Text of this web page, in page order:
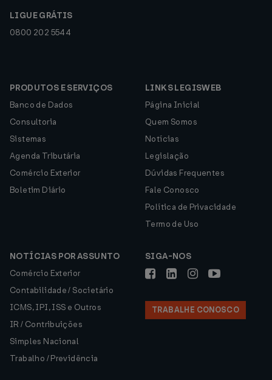
LIGUE GRÁTIS
0800 202 5544
PRODUTOS E SERVIÇOS
Banco de Dados
Consultoria
Sistemas
Agenda Tributária
Comércio Exterior
Boletim Diário
LINKS LEGISWEB
Página Inicial
Quem Somos
Notícias
Legislação
Dúvidas Frequentes
Fale Conosco
Política de Privacidade
Termo de Uso
NOTÍCIAS POR ASSUNTO
Comércio Exterior
Contabilidade / Societário
ICMS, IPI, ISS e Outros
IR / Contribuições
Simples Nacional
Trabalho / Previdência
SIGA-NOS
TRABALHE CONOSCO